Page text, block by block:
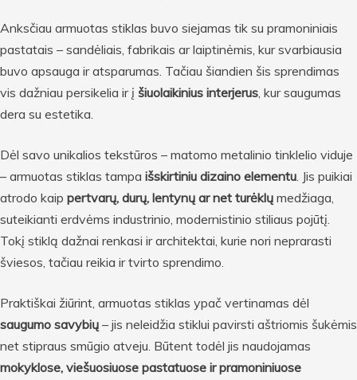
Anksčiau armuotas stiklas buvo siejamas tik su pramoniniais
pastatais – sandėliais, fabrikais ar laiptinėmis, kur svarbiausia
buvo apsauga ir atsparumas. Tačiau šiandien šis sprendimas
vis dažniau persikelia ir į šiuolaikinius interjerus, kur saugumas
dera su estetika.
Dėl savo unikalios tekstūros – matomo metalinio tinklelio viduje
– armuotas stiklas tampa išskirtiniu dizaino elementu. Jis puikiai
atrodo kaip pertvarų, durų, lentynų ar net turėklų medžiaga,
suteikianti erdvėms industrinio, modernistinio stiliaus pojūtį.
Tokį stiklą dažnai renkasi ir architektai, kurie nori neprarasti
šviesos, tačiau reikia ir tvirto sprendimo.
Praktiškai žiūrint, armuotas stiklas ypač vertinamas dėl
saugumo savybių – jis neleidžia stiklui pavirsti aštriomis šukėmis
net stipraus smūgio atveju. Būtent todėl jis naudojamas
mokyklose, viešuosiuose pastatuose ir pramoniniuose